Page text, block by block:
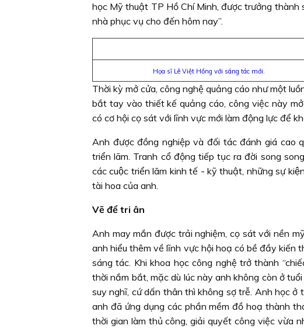
học Mỹ thuật TP Hồ Chí Minh, được trưởng
nhà phục vụ cho đến hôm nay”.
Họa sĩ Lê Việt Hồng với sáng tác mới.
Thời kỳ mở cửa, công nghệ quảng cáo như một
bắt tay vào thiết kế quảng cáo, công việc này
có cơ hội cọ sát với lĩnh vực mới làm động lực để
Anh được đồng nghiệp và đối tác đánh giá cao
triển lãm. Tranh cổ động tiếp tục ra đời song
các cuộc triển lãm kinh tế - kỹ thuật, những sự
tài hoa của anh.
Vẽ để tri ân
Anh may mắn được trải nghiệm, cọ sát với nền
anh hiểu thêm về lĩnh vực hội hoạ có bề đầy kiến
sáng tác. Khi khoa học công nghệ trở thành
thời nắm bắt, mặc dù lúc này anh không còn ở
suy nghĩ, cứ dấn thân thì không sợ trễ. Anh học
anh đã ứng dụng các phần mềm đồ hoạ thành
thời gian làm thủ công, giải quyết công việc vừa